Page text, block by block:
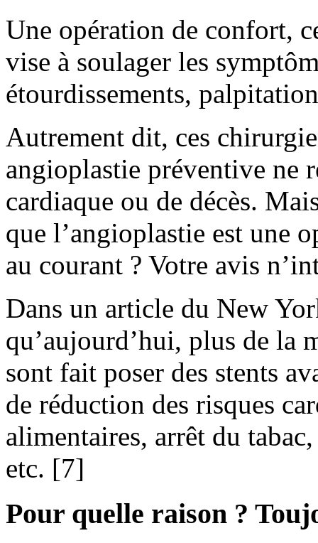
Une opération de confort,
vise à soulager les
étourdissements,
Autrement dit, ces
angioplastie préventive ne
cardiaque ou de décès.
que l’angioplastie est une
au courant ? Votre avis
Dans un article du New
qu’aujourd’hui, plus de la
sont fait poser des stents
de réduction des risques
alimentaires, arrêt du
etc. [7]
Pour quelle raison ?